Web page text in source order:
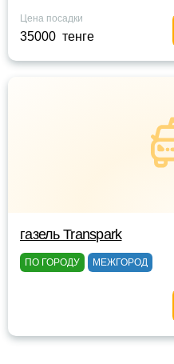
Цена посадки
35000 тенге
газель Transpark
ПО ГОРОДУ МЕЖГОРОД